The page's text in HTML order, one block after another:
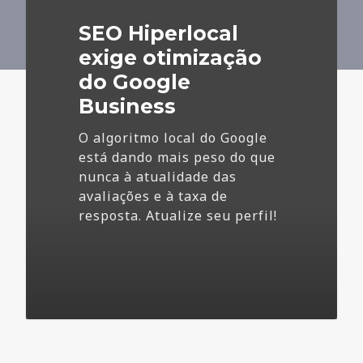
Business
SEO Hiperlocal
exige otimização
do Google
Business
O algoritmo local do Google
está dando mais peso do que
nunca à atualidade das
avaliações e à taxa de
resposta. Atualize seu perfil!